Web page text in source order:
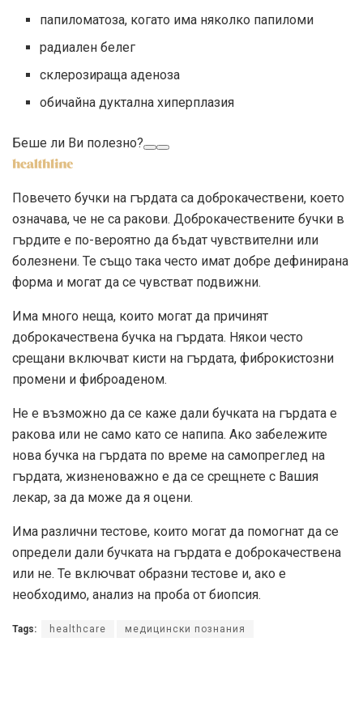
папиломатоза, когато има няколко папиломи
радиален белег
склерозираща аденоза
обичайна дуктална хиперплазия
Беше ли Ви полезно?
Повечето бучки на гърдата са доброкачествени, което
означава, че не са ракови. Доброкачествените бучки в
гърдите е по-вероятно да бъдат чувствителни или
болезнени. Те също така често имат добре дефинирана
форма и могат да се чувстват подвижни.
Има много неща, които могат да причинят
доброкачествена бучка на гърдата. Някои често
срещани включват кисти на гърдата, фиброкистозни
промени и фиброаденом.
Не е възможно да се каже дали бучката на гърдата е
ракова или не само като се напипа. Ако забележите
нова бучка на гърдата по време на самопреглед на
гърдата, жизненоважно е да се срещнете с Вашия
лекар, за да може да я оцени.
Има различни тестове, които могат да помогнат да се
определи дали бучката на гърдата е доброкачествена
или не. Те включват образни тестове и, ако е
необходимо, анализ на проба от биопсия.
Tags: healthcare медицински познания